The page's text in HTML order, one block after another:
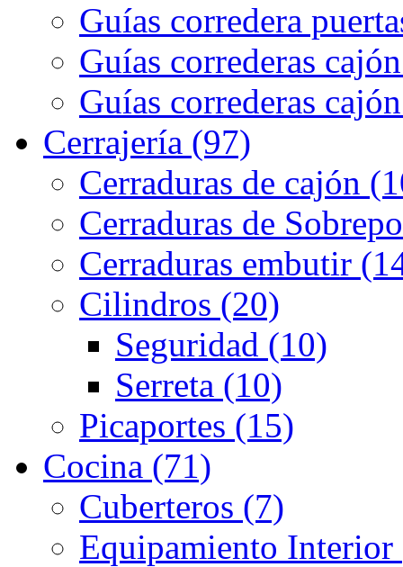
Guías corredera
Guías correderas
Guías correderas
Cerrajería (97)
Cerraduras de cajón
Cerraduras de
Cerraduras embutir
Cilindros (20)
Seguridad (10)
Serreta (10)
Picaportes (15)
Cocina (71)
Cuberteros (7)
Equipamiento Interior